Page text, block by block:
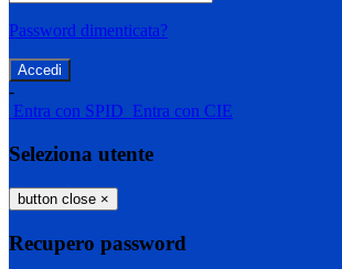
Password dimenticata?
-
Entra con SPID Entra con CIE
Seleziona utente
button close ×
Recupero password